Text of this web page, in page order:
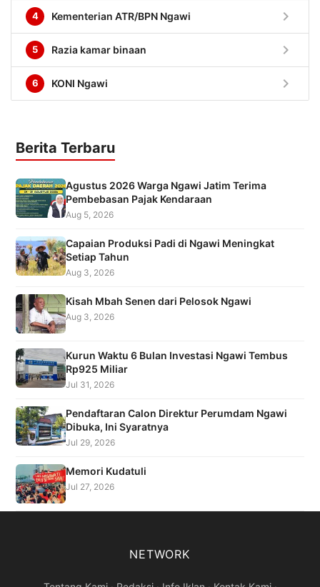
4 Kementerian ATR/BPN Ngawi chevron_right
5 Razia kamar binaan chevron_right
6 KONI Ngawi chevron_right
Berita Terbaru
Agustus 2026 Warga Ngawi Jatim Terima
Pembebasan Pajak Kendaraan
Aug 5, 2026
Capaian Produksi Padi di Ngawi Meningkat
Setiap Tahun
Aug 3, 2026
Kisah Mbah Senen dari Pelosok Ngawi
Aug 3, 2026
Kurun Waktu 6 Bulan Investasi Ngawi Tembus
Rp925 Miliar
Jul 31, 2026
Pendaftaran Calon Direktur Perumdam Ngawi
Dibuka, Ini Syaratnya
Jul 29, 2026
Memori Kudatuli
Jul 27, 2026
NETWORK